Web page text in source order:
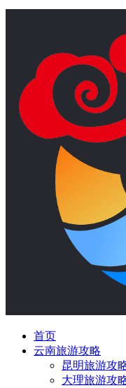
首页
云南旅游攻略
昆明旅游攻
大理旅游攻